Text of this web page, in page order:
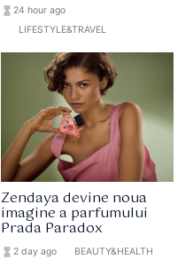
hourglass_full 24 hour ago
LIFESTYLE&TRAVEL
Zendaya devine noua
imagine a parfumului
Prada Paradox
hourglass_full 2 day ago BEAUTY&HEALTH